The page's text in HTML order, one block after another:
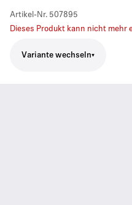
Artikel-Nr. 507895
Dieses Produkt kann nicht mehr
Variante wechseln